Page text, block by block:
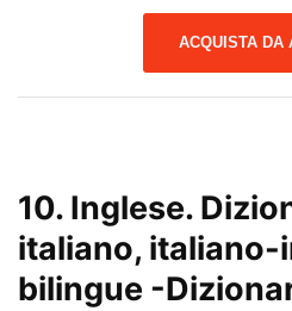
ACQUISTA DA
10. Inglese.
italiano, italiano-
bilingue -